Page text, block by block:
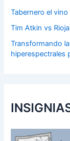
Tabernero el
Tim Atkin vs
Transformando
hiperespectrales